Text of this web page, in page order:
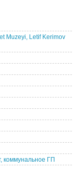
Muzeyi, Letif Kerimov
коммунальное ГП